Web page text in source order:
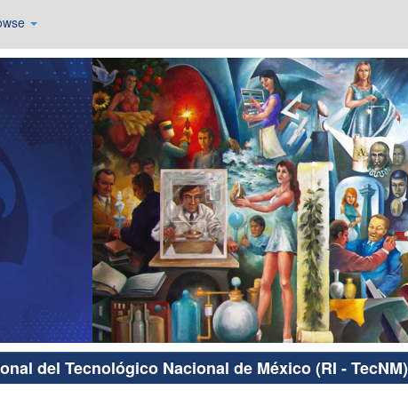
del Tecnológico Nacional de México (RI - TecNM)